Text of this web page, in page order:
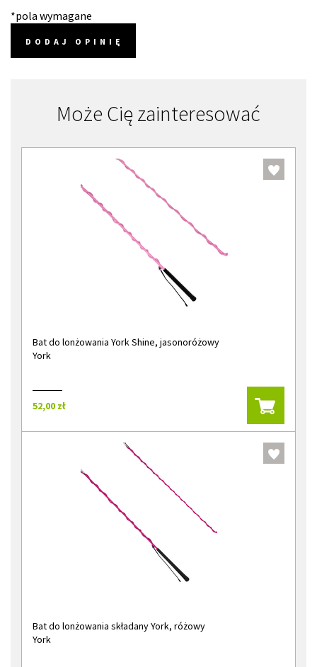
*pola wymagane
DODAJ OPINIĘ
Może Cię zainteresować
Bat do lonżowania York Shine, jasonoróżowy
York
52,00 zł
Bat do lonżowania składany York, różowy
York